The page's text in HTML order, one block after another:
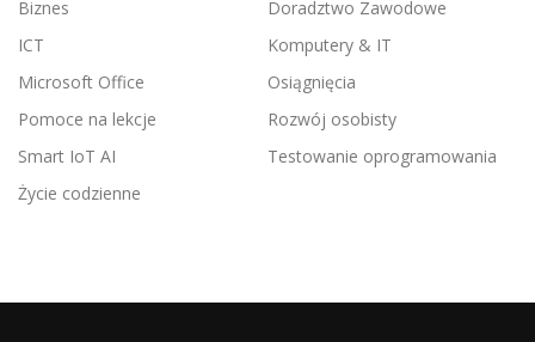
Biznes
Doradztwo Zawodowe
ICT
Komputery & IT
Microsoft Office
Osiągnięcia
Pomoce na lekcje
Rozwój osobisty
Smart IoT AI
Testowanie oprogramowania
Życie codzienne